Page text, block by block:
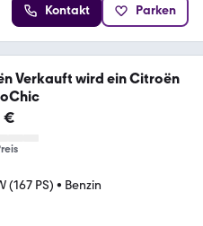
Kontakt Parken
Verkauft wird ein Citroën
€
(167 PS) • Benzin